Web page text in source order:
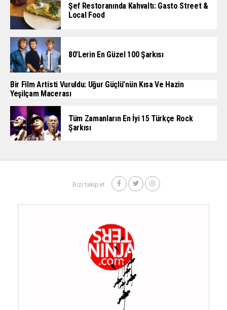
Şef Restoranında Kahvaltı: Gasto Street &
Local Food
80’lerin En Güzel 100 Şarkısı
Bir Film Artisti Vuruldu: Uğur Güçlü’nün Kısa Ve Hazin
Yeşilçam Macerası
Tüm Zamanların En İyi 15 Türkçe Rock
Şarkısı
Bizi takip et